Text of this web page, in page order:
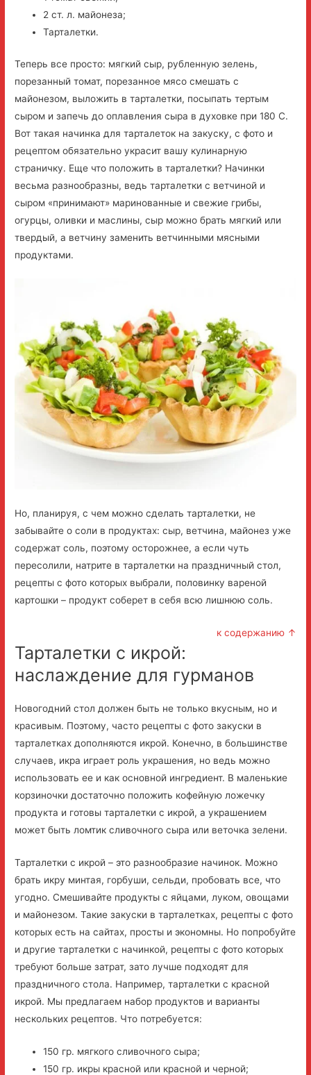
2 ст. л. майонеза;
Тарталетки.
Теперь все просто: мягкий сыр, рубленную зелень,
порезанный томат, порезанное мясо смешать с
майонезом, выложить в тарталетки, посыпать тертым
сыром и запечь до оплавления сыра в духовке при 180 С.
Вот такая начинка для тарталеток на закуску, с фото и
рецептом обязательно украсит вашу кулинарную
страничку. Еще что положить в тарталетки? Начинки
весьма разнообразны, ведь тарталетки с ветчиной и
сыром «принимают» маринованные и свежие грибы,
огурцы, оливки и маслины, сыр можно брать мягкий или
твердый, а ветчину заменить ветчинными мясными
продуктами.
Но, планируя, с чем можно сделать тарталетки, не
забывайте о соли в продуктах: сыр, ветчина, майонез уже
содержат соль, поэтому осторожнее, а если чуть
пересолили, натрите в тарталетки на праздничный стол,
рецепты с фото которых выбрали, половинку вареной
картошки – продукт соберет в себя всю лишнюю соль.
к содержанию ↑
Тарталетки с икрой:
наслаждение для гурманов
Новогодний стол должен быть не только вкусным, но и
красивым. Поэтому, часто рецепты с фото закуски в
тарталетках дополняются икрой. Конечно, в большинстве
случаев, икра играет роль украшения, но ведь можно
использовать ее и как основной ингредиент. В маленькие
корзиночки достаточно положить кофейную ложечку
продукта и готовы тарталетки с икрой, а украшением
может быть ломтик сливочного сыра или веточка зелени.
Тарталетки с икрой – это разнообразие начинок. Можно
брать икру минтая, горбуши, сельди, пробовать все, что
угодно. Смешивайте продукты с яйцами, луком, овощами
и майонезом. Такие закуски в тарталетках, рецепты с фото
которых есть на сайтах, просты и экономны. Но попробуйте
и другие тарталетки с начинкой, рецепты с фото которых
требуют больше затрат, зато лучше подходят для
праздничного стола. Например, тарталетки с красной
икрой. Мы предлагаем набор продуктов и варианты
нескольких рецептов. Что потребуется:
150 гр. мягкого сливочного сыра;
150 гр. икры красной или красной и черной;